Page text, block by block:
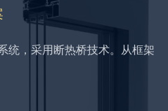
统，采用断热桥技术。从框架